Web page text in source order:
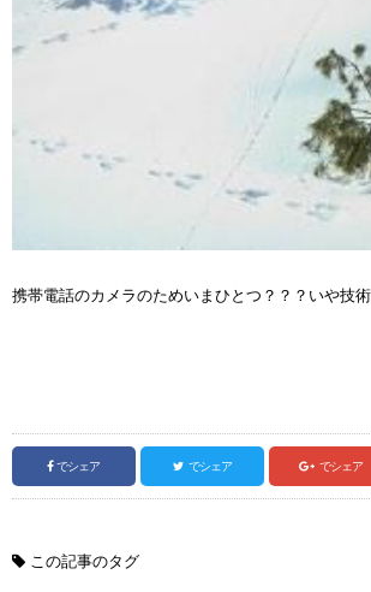
携帯電話のカメラのためいまひとつ？？？いや技
でシェア でシェア でシェア
この記事のタグ